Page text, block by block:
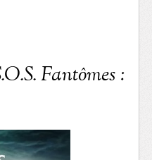
Fantômes :